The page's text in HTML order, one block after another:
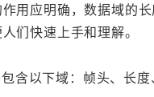
用应明确，数据域的
们快速上手和理解。
含以下域：帧头、长